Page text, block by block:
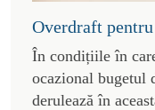
Overdraft
În condițiile în
ocazional bugetul
derulează în